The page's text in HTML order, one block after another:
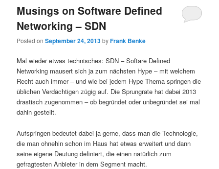
Musings on Software Defined
Networking – SDN
Posted onSeptember 24, 2013byFrank Benke
Mal wieder etwas technisches: SDN – Softare Defined
Networking mausert sich ja zum nächsten Hype – mit welchem
Recht auch immer – und wie bei jedem Hype Thema springen die
üblichen Verdächtigen zügig auf. Die Sprungrate hat dabei 2013
drastisch zugenommen – ob begründet oder unbegründet sei mal
dahin gestellt.
Aufspringen bedeutet dabei ja gerne, dass man die Technologie,
die man ohnehin schon im Haus hat etwas erweitert und dann
seine eigene Deutung definiert, die einen natürlich zum
gefragtesten Anbieter in dem Segment macht.